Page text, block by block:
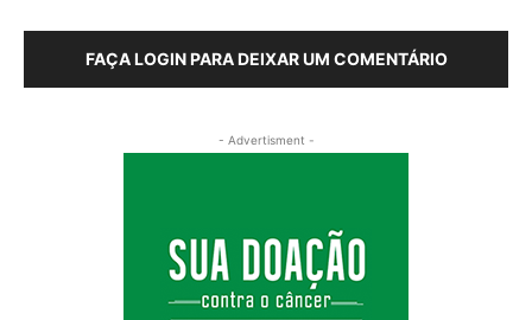
FAÇA LOGIN PARA DEIXAR UM COMENTÁRIO
- Advertisment -